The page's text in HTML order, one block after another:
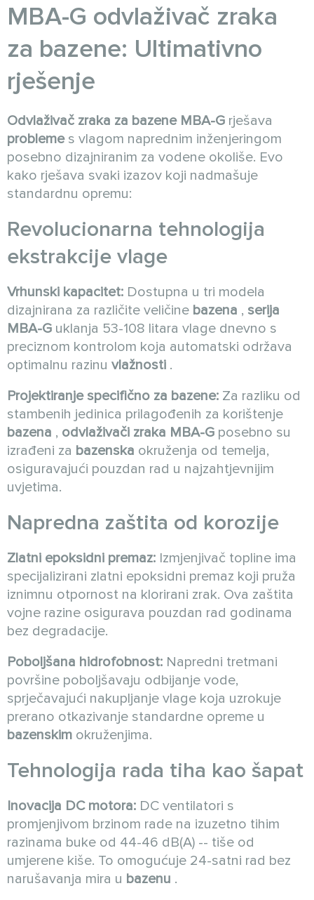
MBA-G odvlaživač zraka
za bazene: Ultimativno
rješenje
Odvlaživač zraka za bazene MBA-G rješava
problemes vlagom naprednim inženjeringom
posebno dizajniranim za vodene okoliše. Evo
kako rješava svaki izazov koji nadmašuje
standardnu opremu:
Revolucionarna tehnologija
ekstrakcije vlage
Vrhunski kapacitet: Dostupna u tri modela
dizajnirana za različite veličine bazena , serija
MBA-G uklanja 53-108 litara vlage dnevno s
preciznom kontrolom koja automatski održava
optimalnu razinu vlažnosti .
Projektiranje specifično za bazene: Za razliku od
stambenih jedinica prilagođenih za korištenje
bazena , odvlaživači zraka MBA-G posebno su
izrađeni za bazenska okruženja od temelja,
osiguravajući pouzdan rad u najzahtjevnijim
uvjetima.
Napredna zaštita od korozije
Zlatni epoksidni premaz: Izmjenjivač topline ima
specijalizirani zlatni epoksidni premaz koji pruža
iznimnu otpornost na klorirani zrak. Ova zaštita
vojne razine osigurava pouzdan rad godinama
bez degradacije.
Poboljšana hidrofobnost: Napredni tretmani
površine poboljšavaju odbijanje vode,
sprječavajući nakupljanje vlage koja uzrokuje
prerano otkazivanje standardne opreme u
bazenskim okruženjima.
Tehnologija rada tiha kao šapat
Inovacija DC motora: DC ventilatori s
promjenjivom brzinom rade na izuzetno tihim
razinama buke od 44-46 dB(A) -- tiše od
umjerene kiše. To omogućuje 24-satni rad bez
narušavanja mira u bazenu .